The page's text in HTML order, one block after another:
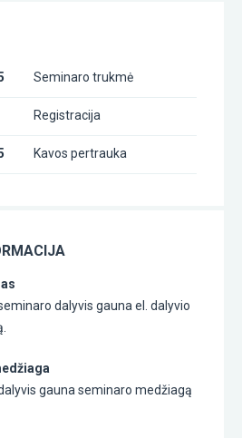
Seminaro trukmė
Registracija
Kavos pertrauka
dalyvis gauna el. dalyvio
gauna seminaro medžiagą